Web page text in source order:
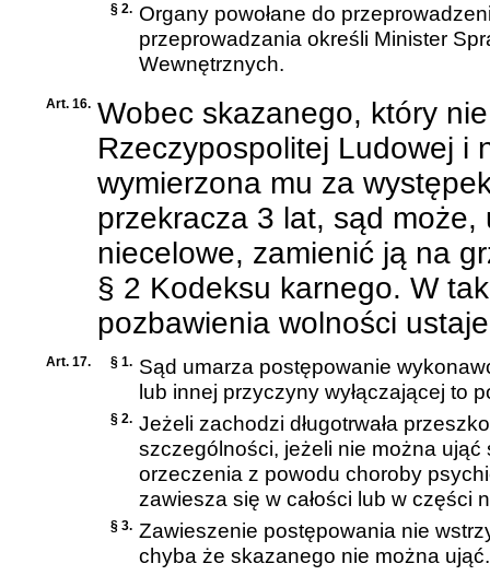
§ 2. Organy powołane do
przeprowadzania określi Minister
Wewnętrznych.
Art. 16. Wobec skazanego, który
Rzeczypospolitej Ludowej i
wymierzona mu za
przekracza 3 lat, sąd
niecelowe, zamienić ją na
§ 2 Kodeksu karnego. W
pozbawienia wolności
Art. 17. § 1. Sąd umarza postępowanie
lub innej przyczyny wyłączającej to
§ 2. Jeżeli zachodzi długotrwała
szczególności, jeżeli nie można
orzeczenia z powodu choroby
zawiesza się w całości lub w części
§ 3. Zawieszenie postępowania nie
chyba że skazanego nie można ująć.